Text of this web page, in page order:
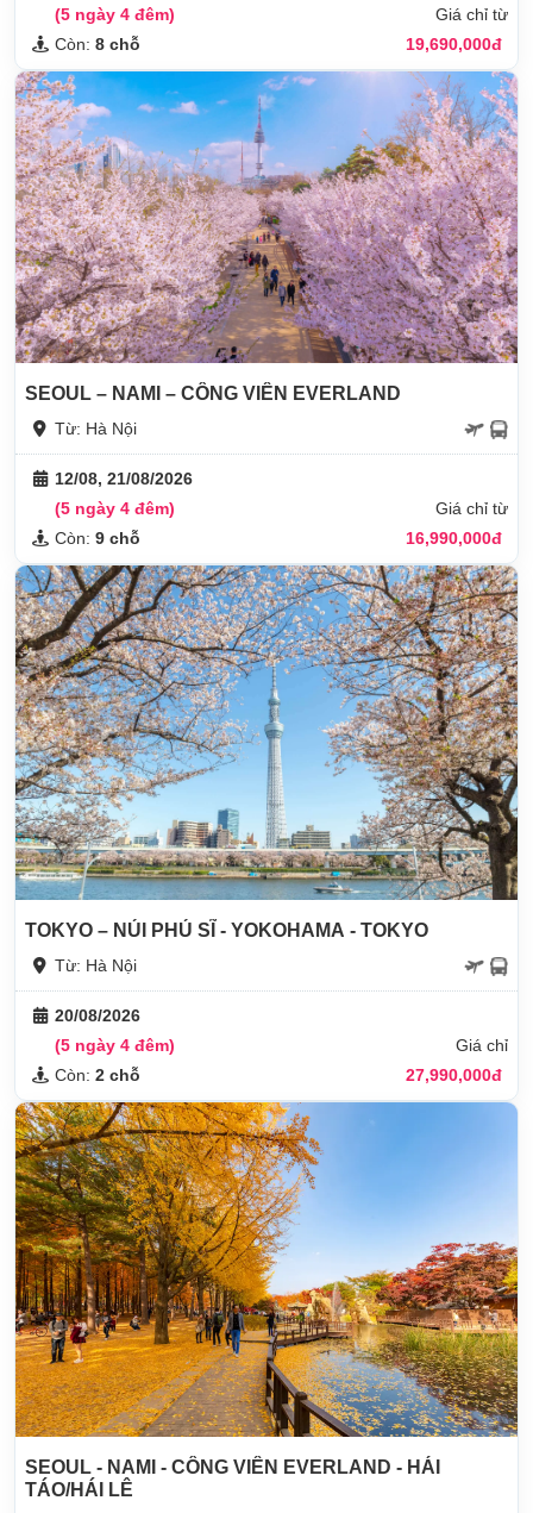
(5 ngày 4 đêm)
Giá chỉ từ
Còn: 8 chỗ 19,690,000đ
SEOUL – NAMI – CÔNG VIÊN EVERLAND
Từ: Hà Nội
12/08, 21/08/2026
(5 ngày 4 đêm)
Giá chỉ từ
Còn: 9 chỗ 16,990,000đ
TOKYO – NÚI PHÚ SĨ - YOKOHAMA - TOKYO
Từ: Hà Nội
20/08/2026
(5 ngày 4 đêm)
Giá chỉ
Còn: 2 chỗ 27,990,000đ
SEOUL - NAMI - CÔNG VIÊN EVERLAND - HÁI
TÁO/HÁI LÊ